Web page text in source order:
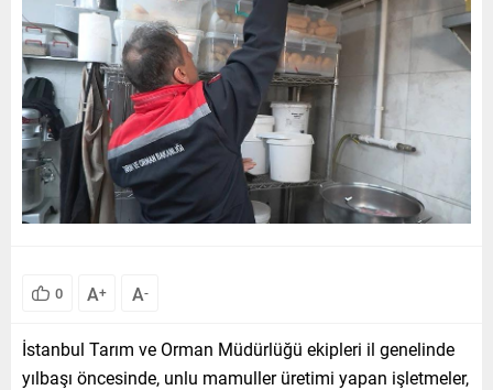
0 A+ A-
İstanbul Tarım ve Orman Müdürlüğü ekipleri il genelinde
yılbaşı öncesinde, unlu mamuller üretimi yapan işletmeler,